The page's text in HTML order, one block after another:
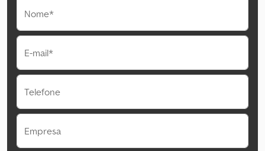
Nome*
E-mail*
Telefone
Empresa